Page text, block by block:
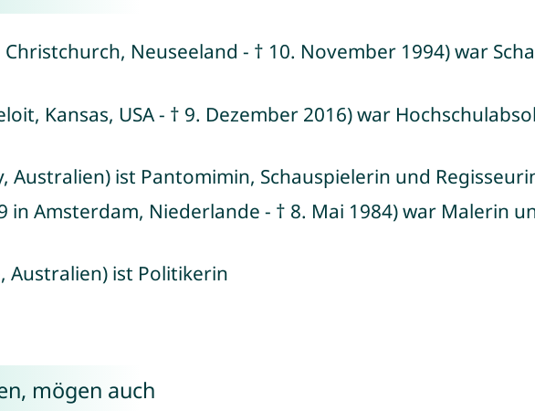
Neuseeland - † 10. November 1994) war
Kansas, USA - † 9. Dezember 2016) war
Australien) ist Pantomimin, Schauspielerin und
in Amsterdam, Niederlande - † 8. Mai 1984) war Malerin
Australien) ist Politikerin
mögen auch